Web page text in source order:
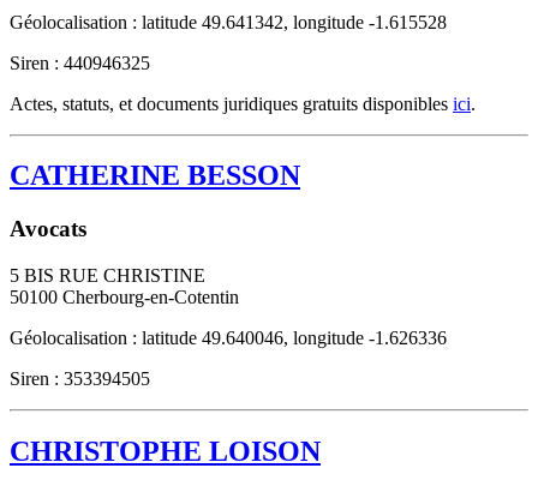
Géolocalisation : latitude 49.641342, longitude -1.615528
Siren : 440946325
Actes, statuts, et documents juridiques gratuits disponibles ici.
CATHERINE BESSON
Avocats
5 BIS RUE CHRISTINE
50100 Cherbourg-en-Cotentin
Géolocalisation : latitude 49.640046, longitude -1.626336
Siren : 353394505
CHRISTOPHE LOISON